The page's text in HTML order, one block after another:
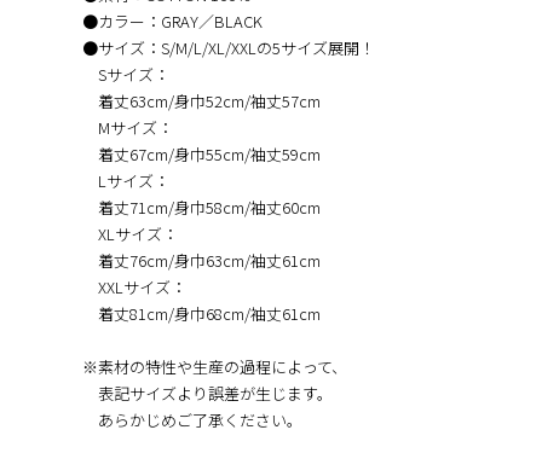
●カラー：GRAY／BLACK
●サイズ：S/M/L/XL/XXLの5サイズ展開！
Sサイズ：
着丈63cm/身巾52cm/袖丈57cm
Mサイズ：
着丈67cm/身巾55cm/袖丈59cm
Lサイズ：
着丈71cm/身巾58cm/袖丈60cm
XLサイズ：
着丈76cm/身巾63cm/袖丈61cm
XXLサイズ：
着丈81cm/身巾68cm/袖丈61cm
※素材の特性や生産の過程によって、
表記サイズより誤差が生じます。
あらかじめご了承ください。